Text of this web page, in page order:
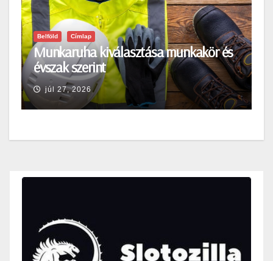
Belföld Címlap
Munkaruha kiválasztása munkakör és
évszak szerint
júl 27, 2026